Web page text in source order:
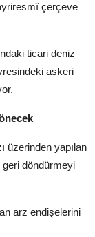
çerçeve
ticari deniz
askeri
üzerinden yapılan
döndürmeyi
arz endişelerini